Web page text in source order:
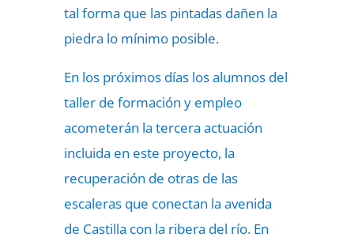
tal forma que las pintadas dañen la
piedra lo mínimo posible.
En los próximos días los alumnos del
taller de formación y empleo
acometerán la tercera actuación
incluida en este proyecto, la
recuperación de otras de las
escaleras que conectan la avenida
de Castilla con la ribera del río. En